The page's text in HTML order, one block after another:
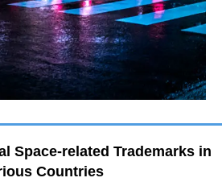
Space-related Trademarks in
Countries